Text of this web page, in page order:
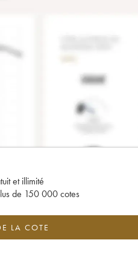
et illimité
de 150 000 cotes
LA COTE